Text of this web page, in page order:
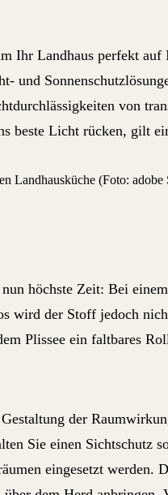
Ihr Landhaus perfekt
und
von
Licht rücken, gilt
Landhausküche (Foto:
höchste Zeit: Bei
wird der Stoff jedoch
Plissee ein faltbares
der
Sie einen Sichtschutz
eingesetzt